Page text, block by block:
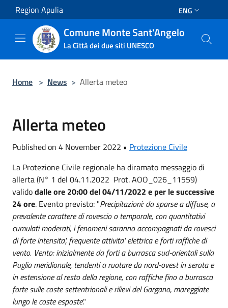
Salta al contenuto principale
Region Apulia ENG
Comune Monte Sant'Angelo
La Città dei due siti UNESCO
Home > News > Allerta meteo
Allerta meteo
Published on 4 November 2022 • Protezione Civile
La Protezione Civile regionale ha diramato messaggio di
allerta (N° 1 del 04.11.2022 Prot. AOO_026_11559)
validodalle ore 20:00 del 04/11/2022 e per le successive
24 ore. Evento previsto: "Precipitazioni: da sparse a diffuse, a
prevalente carattere di rovescio o temporale, con quantitativi
cumulati moderati, i fenomeni saranno accompagnati da rovesci
di forte intensita', frequente attivita' elettrica e forti raffiche di
vento. Vento: inizialmente da forti a burrasca sud-orientali sulla
Puglia meridionale, tendenti a ruotare da nord-ovest in serata e
in estensione al resto della regione, con raffiche fino a burrasca
forte sulle coste settentrionali e rilievi del Gargano, mareggiate
lungo le coste esposte."